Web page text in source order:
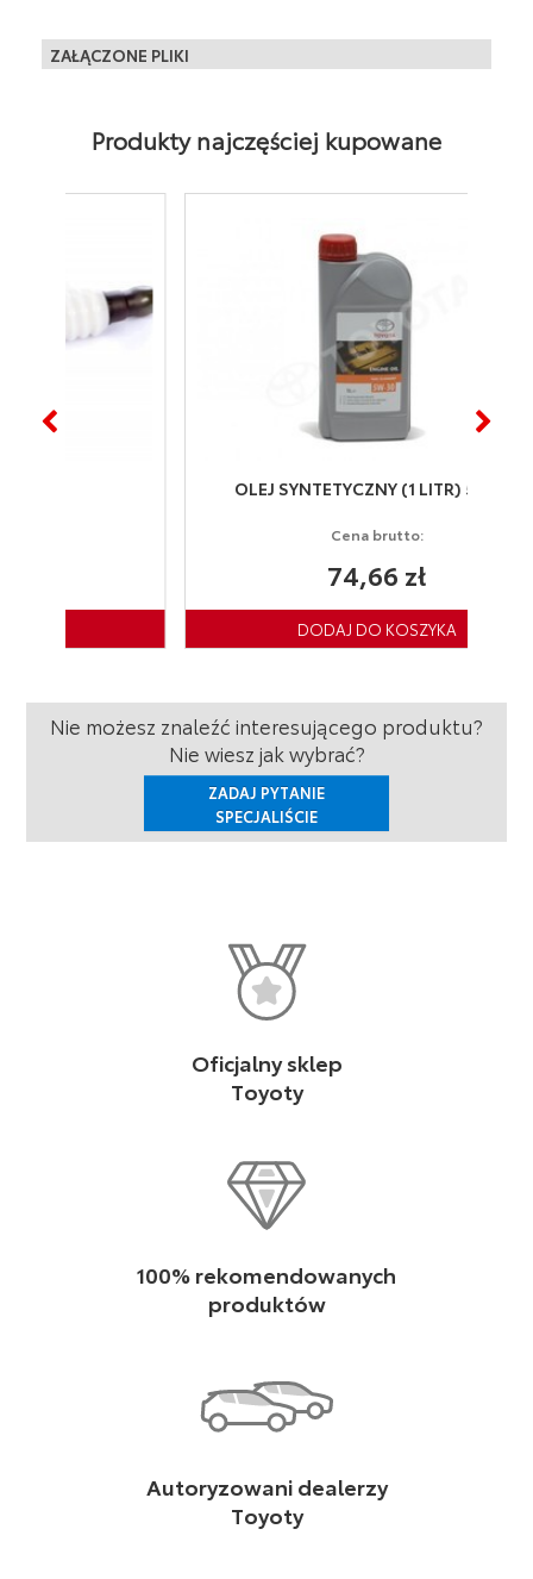
Produkt fabrycznie regenerowany: TAK
ZAŁĄCZONE PLIKI
Produkty najczęściej kupowane
OLEJ SYNTETYCZNY (1 LITR) 5W-30
Cena brutto:
74,66 zł
Nie możesz znaleźć interesującego produktu?
Nie wiesz jak wybrać?
ZADAJ PYTANIE
SPECJALIŚCIE
Oficjalny sklep
Toyoty
100% rekomendowanych
produktów
Autoryzowani dealerzy
Toyoty